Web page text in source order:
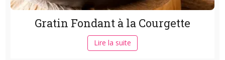
Gratin Fondant à la Courgette
Lire la suite